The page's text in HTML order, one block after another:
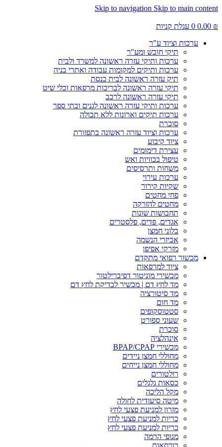
Skip to navigation Skip to main content
0.00 ₪
0 עגלת קניות
ערכות וציוד ע"ר
תיקי חובש ומע"ר
ערכות ותיקי עזרה ראשונה למשרד ולבית
ערכות ותיקים למקומות עבודה ואתרי בניה
תיק עזרה ראשונה לבית כנסת
תיקי עזרה ראשונה לבריכות מרפאות וכלי שיט
תיקי עזרה ראשונה לרכב
ערכות ותיקי עזרה ראשונה לגנים ובתי ספר
ערכות תיקים וארונות ללא תכולה
סוכרת
ערכות וציוד עזרה ראשונה בתפזורת
ציוד קיבוע
עצירת דימומים
טיפול בכוויות ואש
משחות ותרסיסים
ערכות עירוי
שקיות קירור
פחי מחטים
מחטים להזרקה
תחבושות שונות
אגדים, פדים, פלסטרים
בלוני חמצן
אביזרי הנשמה
מזרקי אפיפן
מכשור רפואי מתקדם
ציוד למרפאות
מכשירי מוניטור דפיברילטור
מד לחץ דם | מכשיר לבדיקת לחץ דם
מד סיטורציה
מד חום
סטטוסקופים
שעוני ספורט
סוכרת
אינהלציה
מכשירי BPAP/CPAP
מחוללי חמצן ניידים
מחוללי חמצן נייחים
רולטורים
כסאות גלגלים
מקל הליכה
מיטה סיעודית לחולה
מזרון למניעת פצעי לחץ
כריות למניעת פצעי לחץ
כריות למניעת פצעי לחץ
מנופי הרמה
כורסאות